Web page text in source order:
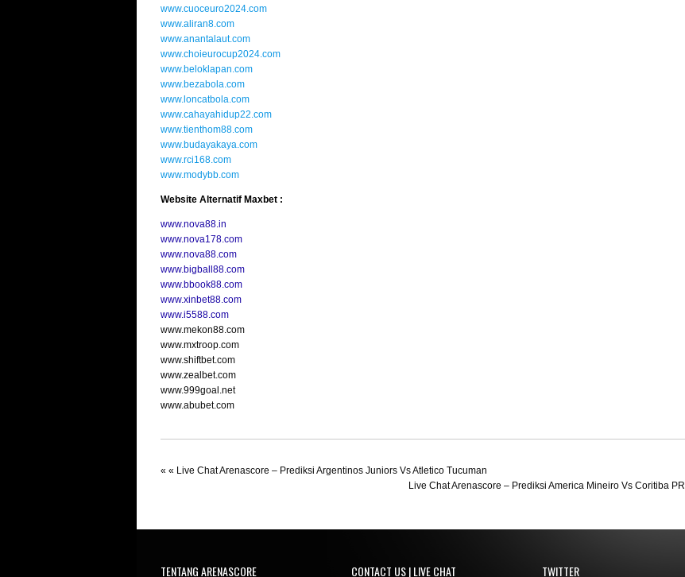
www.cuoceuro2024.com
www.aliran8.com
www.anantalaut.com
www.choieurocup2024.com
www.beloklapan.com
www.bezabola.com
www.loncatbola.com
www.cahayahidup22.com
www.tienthom88.com
www.budayakaya.com
www.rci168.com
www.modybb.com
Website Alternatif Maxbet :
www.nova88.in
www.nova178.com
www.nova88.com
www.bigball88.com
www.bbook88.com
www.xinbet88.com
www.i5588.com
www.mekon88.com
www.mxtroop.com
www.shiftbet.com
www.zealbet.com
www.999goal.net
www.abubet.com
« « Live Chat Arenascore – Prediksi Argentinos Juniors Vs Atletico Tucuman
Live Chat Arenascore – Prediksi America Mineiro Vs Coritiba PR
TENTANG ARENASCORE CONTACT US | LIVE CHAT TWITTER